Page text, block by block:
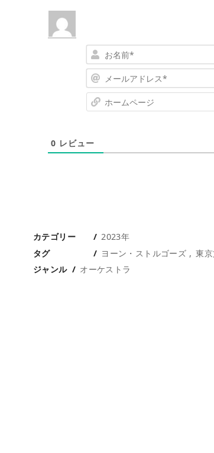
0 レビュー
カテゴリー
2023年
タグ
ヨーン・ストルゴーズ 東
ジャンル
オーケストラ